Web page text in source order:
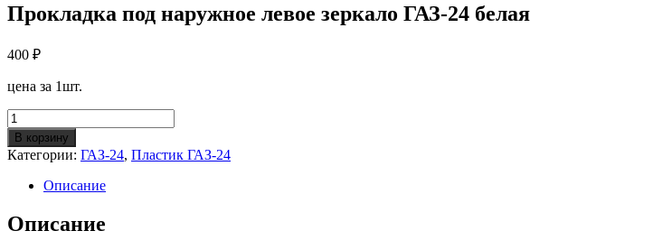
Прокладка под наружное левое зеркало ГАЗ-24 белая
400 ₽
цена за 1шт.
Количество
Прокладка
под
наружное
левое
зеркало
ГАЗ-24
белая
В корзину
Категории: ГАЗ-24, Пластик ГАЗ-24
Описание
Описание